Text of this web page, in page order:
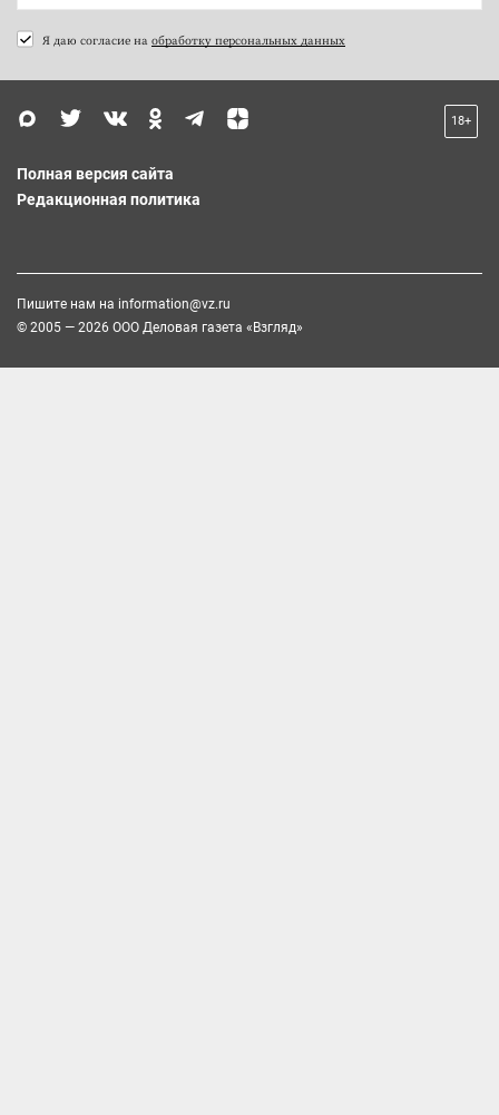
Я даю согласие на обработку персональных данных
18+
Полная версия сайта
Редакционная политика
Пишите нам на information@vz.ru
© 2005 — 2026 ООО Деловая газета «Взгляд»